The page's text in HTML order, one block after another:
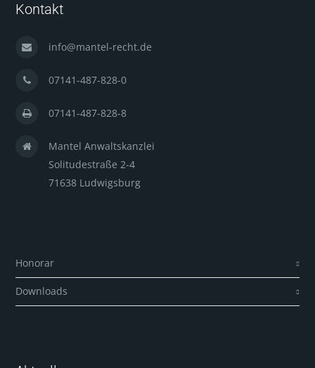
Kontakt
info@mantel-recht.de
07141-487-828-0
07141-487-828-8
Mantel Anwaltskanzlei
Solitudestraße 2-4
71638 Ludwigsburg
Honorar
Downloads